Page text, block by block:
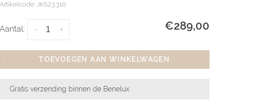
Artikelcode:JKS23.310
Aantal: +
- €289,00
TOEVOEGEN AAN WINKELWAGEN
Gratis verzending binnen de Benelux